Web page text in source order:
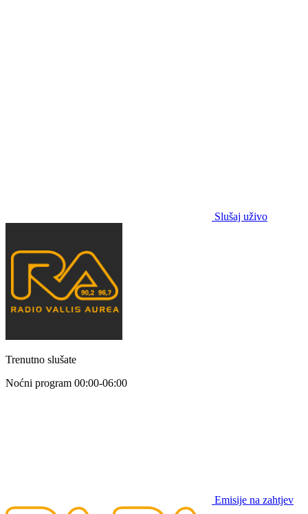
Slušaj uživo
Trenutno slušate
Noćni program 00:00-06:00
Emisije na zahtjev